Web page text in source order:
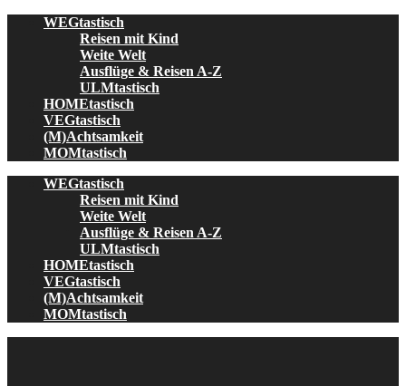
WEGtastisch
Reisen mit Kind
Weite Welt
Ausflüge & Reisen A-Z
ULMtastisch
HOMEtastisch
VEGtastisch
(M)Achtsamkeit
MOMtastisch
WEGtastisch
Reisen mit Kind
Weite Welt
Ausflüge & Reisen A-Z
ULMtastisch
HOMEtastisch
VEGtastisch
(M)Achtsamkeit
MOMtastisch